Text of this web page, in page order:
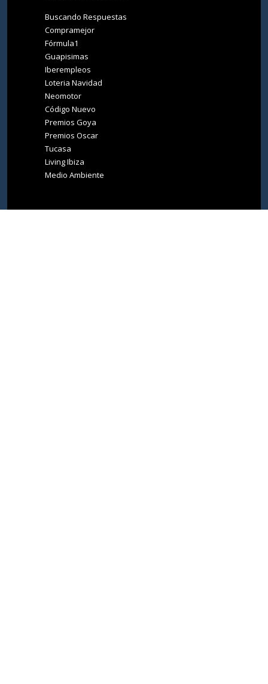
Buscando Respuestas
Compramejor
Fórmula1
Guapisimas
Iberempleos
Loteria Navidad
Neomotor
Código Nuevo
Premios Goya
Premios Oscar
Tucasa
Living Ibiza
Medio Ambiente